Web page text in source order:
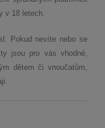
v 18 letech.
Pokud nevíte nebo se
jsou pro vás vhodné,
dětem či vnoučatům,